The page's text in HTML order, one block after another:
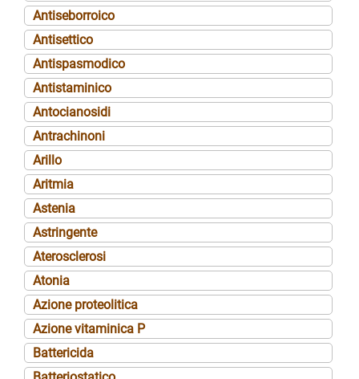
Antiseborroico
Antisettico
Antispasmodico
Antistaminico
Antocianosidi
Antrachinoni
Arillo
Aritmia
Astenia
Astringente
Aterosclerosi
Atonia
Azione proteolitica
Azione vitaminica P
Battericida